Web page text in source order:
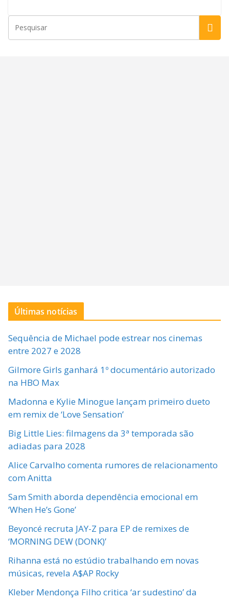
Últimas notícias
Sequência de Michael pode estrear nos cinemas
entre 2027 e 2028
Gilmore Girls ganhará 1º documentário autorizado
na HBO Max
Madonna e Kylie Minogue lançam primeiro dueto
em remix de ‘Love Sensation’
Big Little Lies: filmagens da 3ª temporada são
adiadas para 2028
Alice Carvalho comenta rumores de relacionamento
com Anitta
Sam Smith aborda dependência emocional em
‘When He’s Gone’
Beyoncé recruta JAY-Z para EP de remixes de
‘MORNING DEW (DONK)’
Rihanna está no estúdio trabalhando em novas
músicas, revela A$AP Rocky
Kleber Mendonça Filho critica ‘ar sudestino’ da